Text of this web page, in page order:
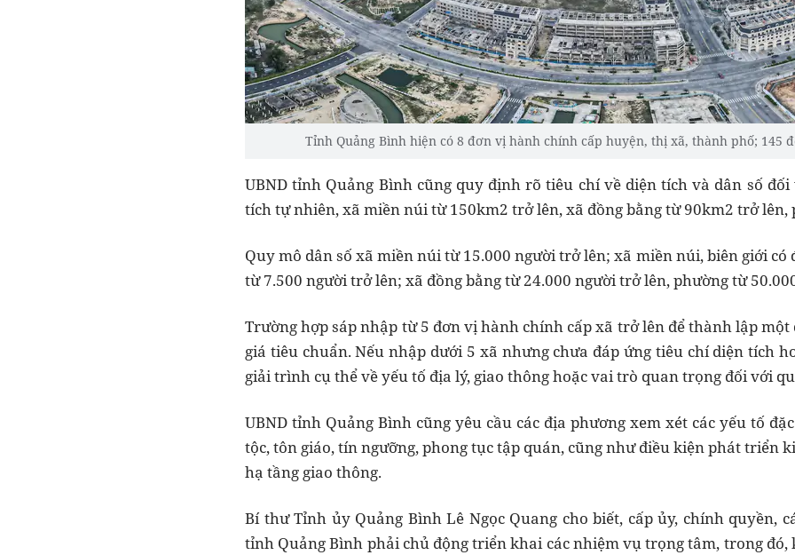
Tỉnh Quảng Bình hiện có 8 đơn vị hành chính cấp huyện, thị xã, thành phố; 145
UBND tỉnh Quảng Bình cũng quy định rõ tiêu chí về diện tích và dân số
tích tự nhiên, xã miền núi từ 150km2 trở lên, xã đồng bằng từ 90km2 trở
Quy mô dân số xã miền núi từ 15.000 người trở lên; xã miền núi, biên giới có
từ 7.500 người trở lên; xã đồng bằng từ 24.000 người trở lên, phường từ
Trường hợp sáp nhập từ 5 đơn vị hành chính cấp xã trở lên để thành lập
giá tiêu chuẩn. Nếu nhập dưới 5 xã nhưng chưa đáp ứng tiêu chí diện tích
giải trình cụ thể về yếu tố địa lý, giao thông hoặc vai trò quan trọng đối với
UBND tỉnh Quảng Bình cũng yêu cầu các địa phương xem xét các yếu tố
tộc, tôn giáo, tín ngưỡng, phong tục tập quán, cũng như điều kiện phát triển
hạ tầng giao thông.
Bí thư Tỉnh ủy Quảng Bình Lê Ngọc Quang cho biết, cấp ủy, chính quyền,
tỉnh Quảng Bình phải chủ động triển khai các nhiệm vụ trọng tâm, trong